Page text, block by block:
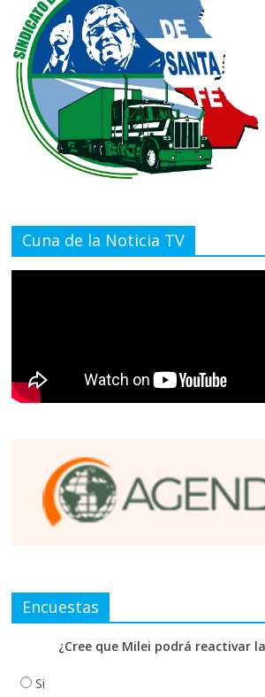
Cuna de la Noticia TV
Encuestas
¿Cree que Milei podrá reactivar
Si